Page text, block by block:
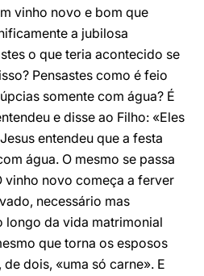
vinho novo e bom que
a jubilosa
o que teria acontecido se
Pensastes como é feio
somente com água? É
e disse ao Filho: «Eles
entendeu que a festa
água. O mesmo se passa
vinho novo começa a ferver
necessário mas
longo da vida matrimonial
que torna os esposos
dois, «uma só carne». E